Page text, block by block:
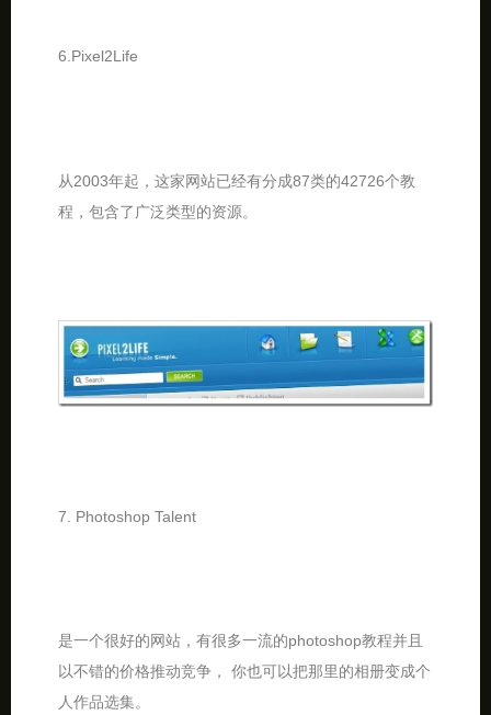
6.Pixel2Life
从2003年起，这家网站已经有分成87类的42726个教
程，包含了广泛类型的资源。
7. Photoshop Talent
是一个很好的网站，有很多一流的photoshop教程并且
以不错的价格推动竞争， 你也可以把那里的相册变成个
人作品选集。